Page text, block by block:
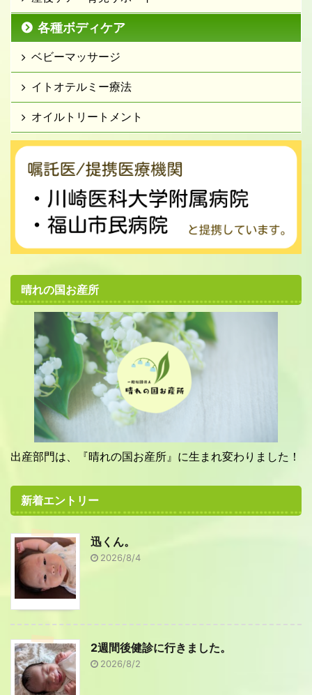
各種ボディケア
ベビーマッサージ
イトオテルミー療法
オイルトリートメント
晴れの国お産所
出産部門は、『晴れの国お産所』に生まれ変わりました！
新着エントリー
迅くん。
2026/8/4
2週間後健診に行きました。
2026/8/2